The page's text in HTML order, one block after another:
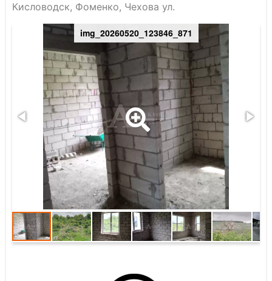
Кисловодск, Фоменко, Чехова ул.
img_20260520_123846_871